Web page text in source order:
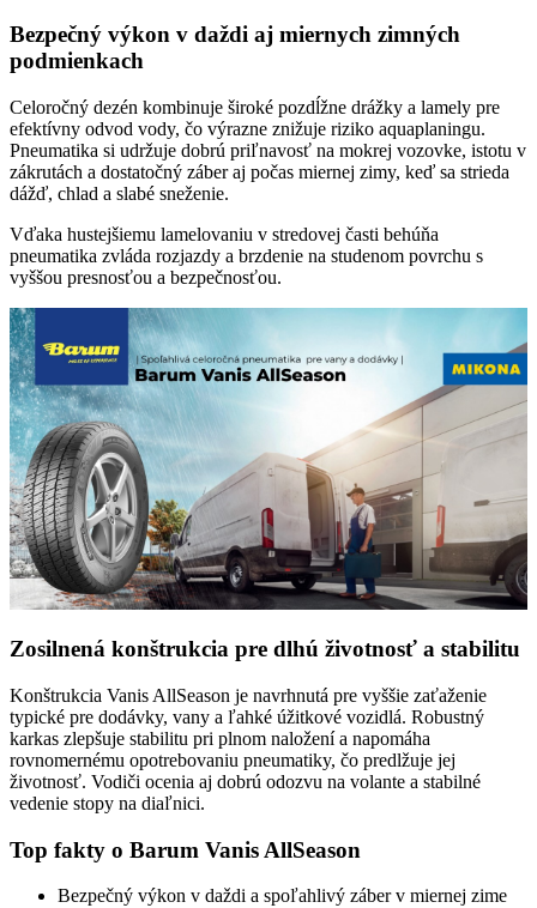
Bezpečný výkon v daždi aj miernych zimných
podmienkach
Celoročný dezén kombinuje široké pozdĺžne drážky a lamely pre
efektívny odvod vody, čo výrazne znižuje riziko aquaplaningu.
Pneumatika si udržuje dobrú priľnavosť na mokrej vozovke, istotu v
zákrutách a dostatočný záber aj počas miernej zimy, keď sa strieda
dážď, chlad a slabé sneženie.
Vďaka hustejšiemu lamelovaniu v stredovej časti behúňa
pneumatika zvláda rozjazdy a brzdenie na studenom povrchu s
vyššou presnosťou a bezpečnosťou.
Zosilnená konštrukcia pre dlhú životnosť a stabilitu
Konštrukcia Vanis AllSeason je navrhnutá pre vyššie zaťaženie
typické pre dodávky, vany a ľahké úžitkové vozidlá. Robustný
karkas zlepšuje stabilitu pri plnom naložení a napomáha
rovnomernému opotrebovaniu pneumatiky, čo predlžuje jej
životnosť. Vodiči ocenia aj dobrú odozvu na volante a stabilné
vedenie stopy na diaľnici.
Top fakty o Barum Vanis AllSeason
Bezpečný výkon v daždi a spoľahlivý záber v miernej zime